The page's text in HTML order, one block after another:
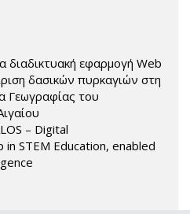
διαδικτυακή εφαρμογή Web
δασικών πυρκαγιών στη
Γεωγραφίας του
– Digital
STEM Education, enabled